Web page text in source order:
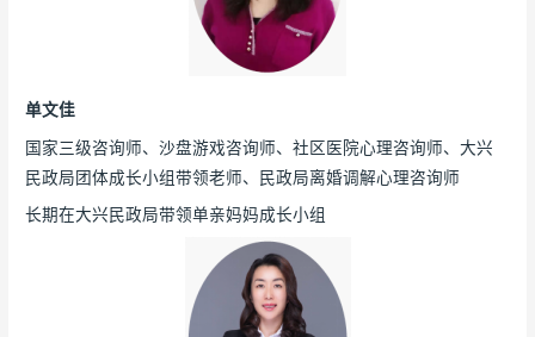
单文佳
国家三级咨询师、沙盘游戏咨询师、社区医院心理咨询师、大兴
民政局团体成长小组带领老师、民政局离婚调解心理咨询师
长期在大兴民政局带领单亲妈妈成长小组